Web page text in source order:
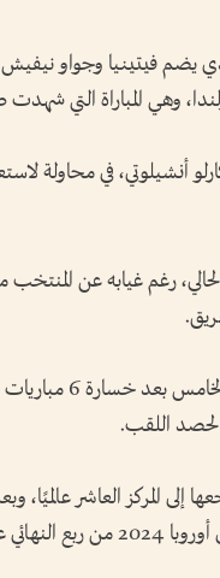
يضم فيتينيا وجواو نيفيش
وهي المباراة التي
أنشيلوتي، في محاولة
لحصد اللقب.
إلى المركز العاشر